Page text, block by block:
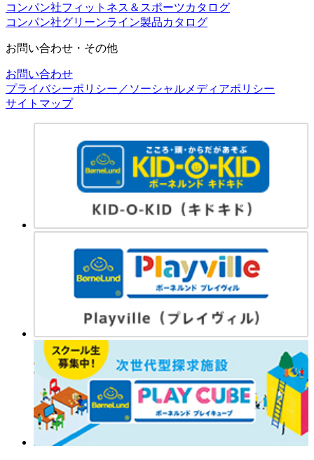
コンパン社フィットネス＆スポーツカタログ
コンパン社グリーンライン製品カタログ
お問い合わせ・その他
お問い合わせ
プライバシーポリシー／ソーシャルメディアポリシー
サイトマップ